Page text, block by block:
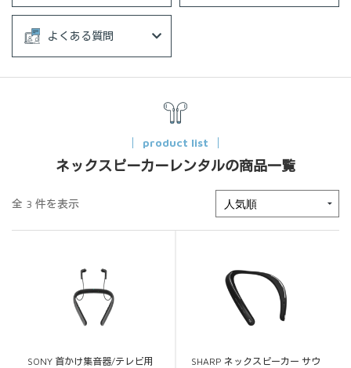
よくある質問
product list
ネックスピーカーレンタルの商品一覧
全 3 件を表示
SONY 首かけ集音器/テレビ用
SHARP ネックスピーカー サウ